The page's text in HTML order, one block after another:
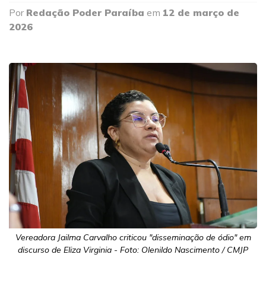
Por Redação Poder Paraíba em 12 de março de
2026
Vereadora Jailma Carvalho criticou "disseminação de ódio" em
discurso de Eliza Virginia - Foto: Olenildo Nascimento / CMJP